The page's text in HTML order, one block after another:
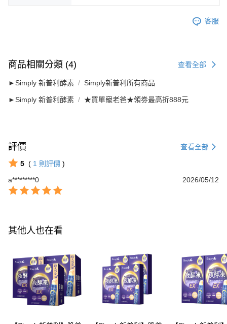
客服
商品相關分類 (4) 查看全部
►Simply 新普利酵素 Simply新普利所有商品
►Simply 新普利酵素 ★買單寵老爸★領劵最高折888元
評價 查看全部
5 ( 1 則評價 )
a*********0
2026/05/12
其他人也在看